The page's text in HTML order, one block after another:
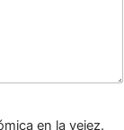
en la vejez.